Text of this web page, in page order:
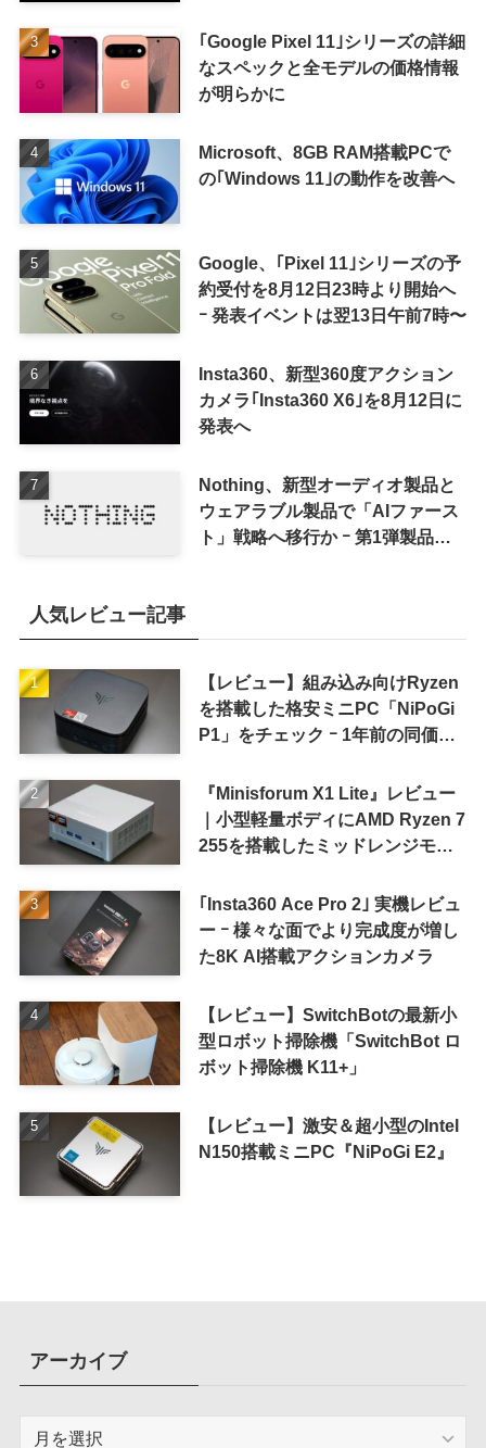
｢Google Pixel 11｣シリーズの詳細
なスペックと全モデルの価格情報
が明らかに
Microsoft、8GB RAM搭載PCで
の｢Windows 11｣の動作を改善へ
Google、｢Pixel 11｣シリーズの予
約受付を8月12日23時より開始へ
ｰ 発表イベントは翌13日午前7時〜
Insta360、新型360度アクション
カメラ｢Insta360 X6｣を8月12日に
発表へ
Nothing、新型オーディオ製品と
ウェアラブル製品で「AIファース
ト」戦略へ移行か ｰ 第1弾製品は
人気レビュー記事
【レビュー】組み込み向けRyzen
を搭載した格安ミニPC「NiPoGi
P1」をチェック ｰ 1年前の同価格
『Minisforum X1 Lite』レビュー
｜小型軽量ボディにAMD Ryzen 7
255を搭載したミッドレンジモデ
｢Insta360 Ace Pro 2｣ 実機レビュ
ー ｰ 様々な面でより完成度が増し
た8K AI搭載アクションカメラ
【レビュー】SwitchBotの最新小
型ロボット掃除機「SwitchBot ロ
ボット掃除機 K11+」
【レビュー】激安＆超小型のIntel
N150搭載ミニPC『NiPoGi E2』
アーカイブ